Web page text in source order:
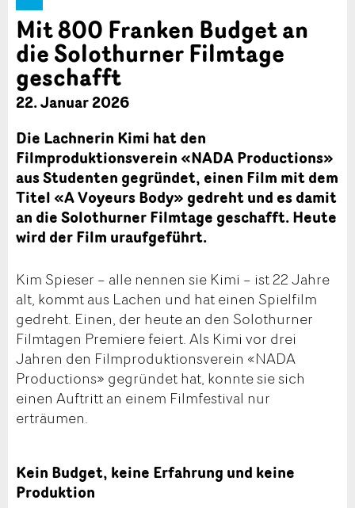
Mit 800 Franken Budget an
die Solothurner Filmtage
geschafft
22. Januar 2026
Die Lachnerin Kimi hat den
Filmproduktionsverein «NADA Productions»
aus Studenten gegründet, einen Film mit dem
Titel «A Voyeurs Body» gedreht und es damit
an die Solothurner Filmtage geschafft. Heute
wird der Film uraufgeführt.
Kim Spieser – alle nennen sie Kimi – ist 22 Jahre
alt, kommt aus Lachen und hat einen Spielfilm
gedreht. Einen, der heute an den Solothurner
Filmtagen Premiere feiert. Als Kimi vor drei
Jahren den Filmproduktionsverein «NADA
Productions» gegründet hat, konnte sie sich
einen Auftritt an einem Filmfestival nur
erträumen.
Kein Budget, keine Erfahrung und keine
Produktion